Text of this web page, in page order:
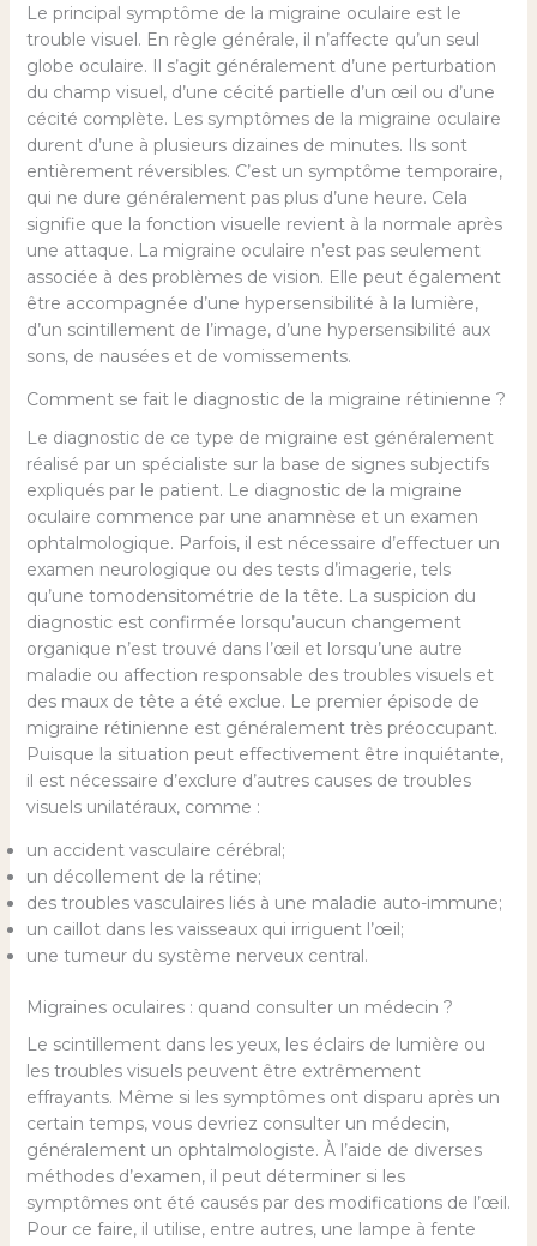
Le principal symptôme de la migraine oculaire est le
trouble visuel. En règle générale, il n’affecte qu’un seul
globe oculaire. Il s’agit généralement d’une perturbation
du champ visuel, d’une cécité partielle d’un œil ou d’une
cécité complète. Les symptômes de la migraine oculaire
durent d’une à plusieurs dizaines de minutes. Ils sont
entièrement réversibles. C’est un symptôme temporaire,
qui ne dure généralement pas plus d’une heure. Cela
signifie que la fonction visuelle revient à la normale après
une attaque. La migraine oculaire n’est pas seulement
associée à des problèmes de vision. Elle peut également
être accompagnée d’une hypersensibilité à la lumière,
d’un scintillement de l’image, d’une hypersensibilité aux
sons, de nausées et de vomissements.
Comment se fait le diagnostic de la migraine rétinienne ?
Le diagnostic de ce type de migraine est généralement
réalisé par un spécialiste sur la base de signes subjectifs
expliqués par le patient. Le diagnostic de la migraine
oculaire commence par une anamnèse et un examen
ophtalmologique. Parfois, il est nécessaire d’effectuer un
examen neurologique ou des tests d’imagerie, tels
qu’une tomodensitométrie de la tête. La suspicion du
diagnostic est confirmée lorsqu’aucun changement
organique n’est trouvé dans l’œil et lorsqu’une autre
maladie ou affection responsable des troubles visuels et
des maux de tête a été exclue. Le premier épisode de
migraine rétinienne est généralement très préoccupant.
Puisque la situation peut effectivement être inquiétante,
il est nécessaire d’exclure d’autres causes de troubles
visuels unilatéraux, comme :
un accident vasculaire cérébral;
un décollement de la rétine;
des troubles vasculaires liés à une maladie auto-immune;
un caillot dans les vaisseaux qui irriguent l’œil;
une tumeur du système nerveux central.
Migraines oculaires : quand consulter un médecin ?
Le scintillement dans les yeux, les éclairs de lumière ou
les troubles visuels peuvent être extrêmement
effrayants. Même si les symptômes ont disparu après un
certain temps, vous devriez consulter un médecin,
généralement un ophtalmologiste. À l’aide de diverses
méthodes d’examen, il peut déterminer si les
symptômes ont été causés par des modifications de l’œil.
Pour ce faire, il utilise, entre autres, une lampe à fente